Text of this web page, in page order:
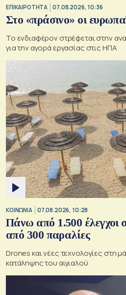
ΕΠΙΚΑΙΡΟΤΗΤΑ 07.08.2026, 10:36
Στο «πράσινο» οι
Το ενδιαφέρον στρέφεται στην
για την αγορά εργασίας στις ΗΠΑ
ΚΟΙΝΩΝΙΑ 07.08.2026, 10:28
Πάνω από 1.500 έλεγχοι
από 300 παραλίες
Drones και νέες τεχνολογίες στη
κατάληψης του αιγιαλού